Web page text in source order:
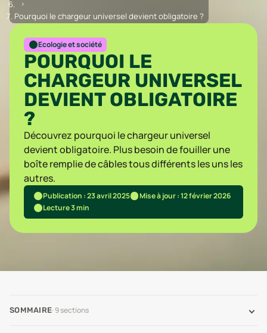
Pourquoi le chargeur universel devient obligatoire ?
Ecologie et société
POURQUOI LE
CHARGEUR UNIVERSEL
DEVIENT OBLIGATOIRE
?
Découvrez pourquoi le chargeur universel
devient obligatoire. Plus besoin de fouiller une
boîte remplie de câbles tous différents les uns les
autres.
Publication : 23 avril 2025
Mise à jour : 12 février 2026
Lecture 3 min
SOMMAIRE· 9sections